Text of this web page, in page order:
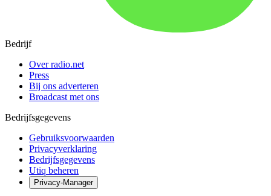
Bedrijf
Over radio.net
Press
Bij ons adverteren
Broadcast met ons
Bedrijfsgegevens
Gebruiksvoorwaarden
Privacyverklaring
Bedrijfsgegevens
Utiq beheren
Privacy-Manager